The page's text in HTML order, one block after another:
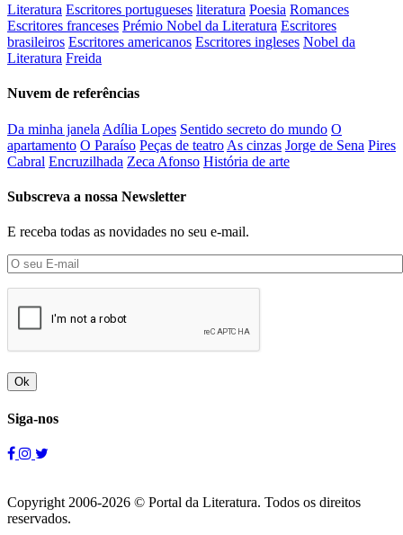
Literatura Escritores portugueses literatura Poesia Romances
Escritores franceses Prémio Nobel da Literatura Escritores
brasileiros Escritores americanos Escritores ingleses Nobel da
Literatura Freida
Nuvem de referências
Da minha janela Adília Lopes Sentido secreto do mundo O
apartamento O Paraíso Peças de teatro As cinzas Jorge de Sena Pires
Cabral Encruzilhada Zeca Afonso História de arte
Subscreva a nossa Newsletter
E receba todas as novidades no seu e-mail.
Ok
Siga-nos
Copyright 2006-2026 © Portal da Literatura. Todos os direitos
reservados.